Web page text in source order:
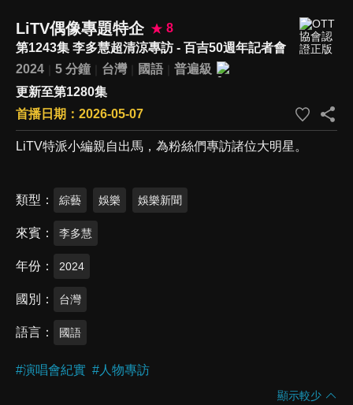
LiTV偶像專題特企
8
第1243集 李多慧超清涼專訪 - 百吉50週年記者會
2024
5 分鐘 台灣 國語
普遍級
更新至第1280集
首播日期：2026-05-07
LiTV特派小編親自出馬，為粉絲們專訪諸位大明星。
類型 綜藝 娛樂 娛樂新聞
來賓 李多慧
年份 2024
國別 台灣
語言 國語
#演唱會紀實 # 人物專訪
顯示較少